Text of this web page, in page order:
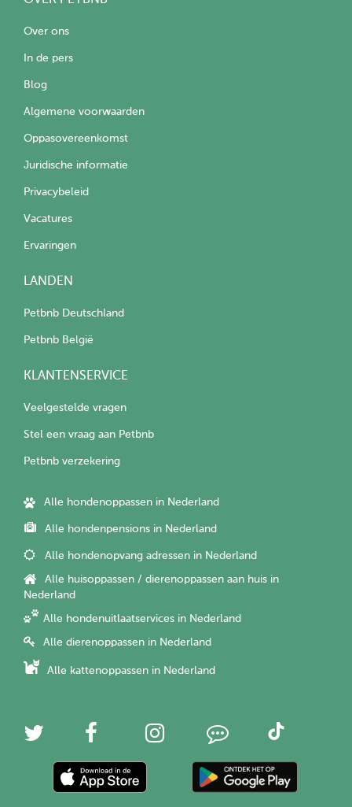
Over ons
In de pers
Blog
Algemene voorwaarden
Oppasovereenkomst
Juridische informatie
Privacybeleid
Vacatures
Ervaringen
LANDEN
Petbnb Deutschland
Petbnb België
KLANTENSERVICE
Veelgestelde vragen
Stel een vraag aan Petbnb
Petbnb verzekering
Alle hondenoppassen in Nederland
Alle hondenpensions in Nederland
Alle hondenopvang adressen in Nederland
Alle huisoppassen / dierenoppassen aan huis in
Nederland
Alle hondenuitlaatservices in Nederland
Alle dierenoppassen in Nederland
Alle kattenoppassen in Nederland